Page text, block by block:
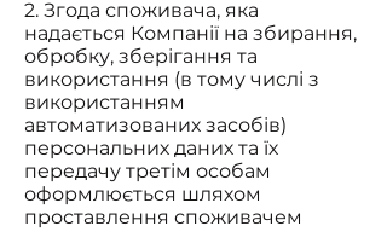
2. Згода споживача, яка
надається Компанії на збирання,
обробку, зберігання та
використання (в тому числі з
використанням
автоматизованих засобів)
персональних даних та їх
передачу третім особам
оформлюється шляхом
проставлення споживачем